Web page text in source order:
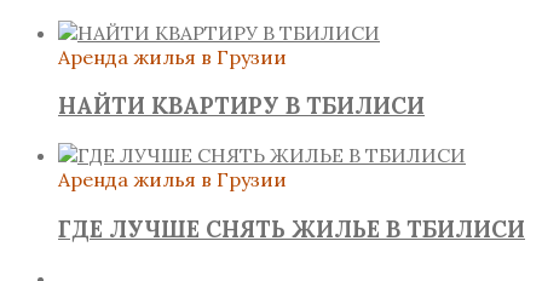
Аренда жилья в Грузии
НАЙТИ КВАРТИРУ В ТБИЛИСИ
Аренда жилья в Грузии
ГДЕ ЛУЧШЕ СНЯТЬ ЖИЛЬЕ В ТБИЛИСИ